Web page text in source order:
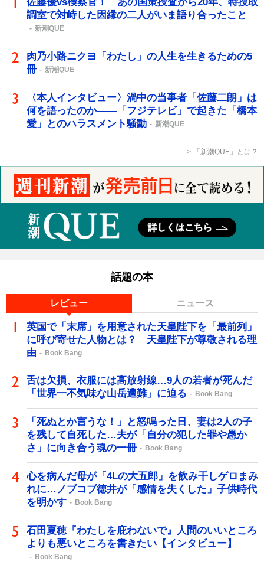
佐藤優vs検察官！ あの国策捜査から20年、特捜取
調室で対峙した因縁の二人がいま語り合ったこと
新潮QUE
肉乃小路ニクヨ「わたし」の人生を生きるための5
冊
新潮QUE
〈本人インタビュー〉渦中の当事者「佐藤二朗」は
何を語ったのか――「フジテレビ」で起きた「橋本
愛」とのハラスメント騒動
新潮QUE
「新潮QUE」とは？
話題の本
レビュー ニュース
英国で「末席」を用意された天皇陛下を「最前列」
に呼び寄せた人物とは？ 天皇陛下が尊敬される理
由
Book Bang
舌は欠損、衣服には高放射線…9人の若者が死んだ
「世界一不気味な山岳遭難」に迫る
Book Bang
「死ぬとか言うな！」と怒鳴った日、妻は2人の子
を残して自死した…夫が「自分の犯した罪や愚か
さ」に向き合う魂の一冊
Book Bang
心を病んだ母が「4Lの大五郎」を飲み干しゲロまみ
れに…ノブコブ徳井が「感情を失くした」子供時代
を明かす
Book Bang
石田夏穂『わたしを庇わないで』人間のいいところ
よりも悪いところを書きたい【インタビュー】
Book Bang